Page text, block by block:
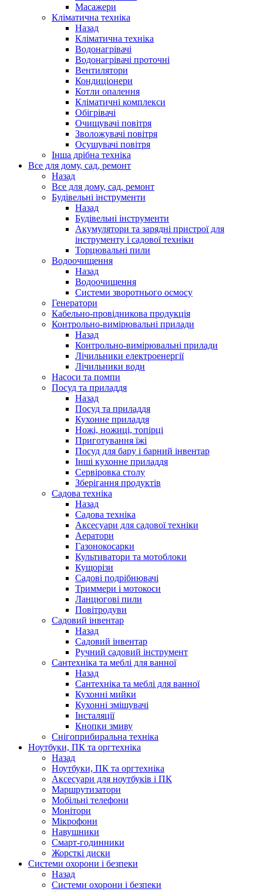
Масажери
Кліматична техніка
Назад
Кліматична техніка
Водонагрівачі
Водонагрівачі проточні
Вентилятори
Кондиціонери
Котли опалення
Кліматичні комплекси
Обігрівачі
Очищувачі повітря
Зволожувачі повітря
Осушувачі повітря
Інша дрібна техніка
Все для дому, сад, ремонт
Назад
Все для дому, сад, ремонт
Будівельні інструменти
Назад
Будівельні інструменти
Акумулятори та зарядні пристрої для
інструменту і садової техніки
Торцювальні пили
Водоочищення
Назад
Водоочищення
Системи зворотнього осмосу
Генератори
Кабельно-провідникова продукція
Контрольно-вимірювальні прилади
Назад
Контрольно-вимірювальні прилади
Лічильники електроенергії
Лічильники води
Насоси та помпи
Посуд та приладдя
Назад
Посуд та приладдя
Кухонне приладдя
Ножі, ножиці, топірці
Приготування їжі
Посуд для бару і барний інвентар
Інші кухонне приладдя
Сервіровка столу
Зберігання продуктів
Садова техніка
Назад
Садова техніка
Аксесуари для садової техніки
Аератори
Газонокосарки
Культиватори та мотоблоки
Кущорізи
Садові подрібнювачі
Триммери і мотокоси
Ланцюгові пили
Повітродуви
Садовий інвентар
Назад
Садовий інвентар
Ручний садовий інструмент
Сантехніка та меблі для ванної
Назад
Сантехніка та меблі для ванної
Кухонні мийки
Кухонні змішувачі
Інсталяції
Кнопки змиву
Снігоприбиральна техніка
Ноутбуки, ПК та оргтехніка
Назад
Ноутбуки, ПК та оргтехніка
Аксесуари для ноутбуків і ПК
Маршрутизатори
Мобільні телефони
Монітори
Мікрофони
Навушники
Смарт-годинники
Жорсткі диски
Системи охорони і безпеки
Назад
Системи охорони і безпеки